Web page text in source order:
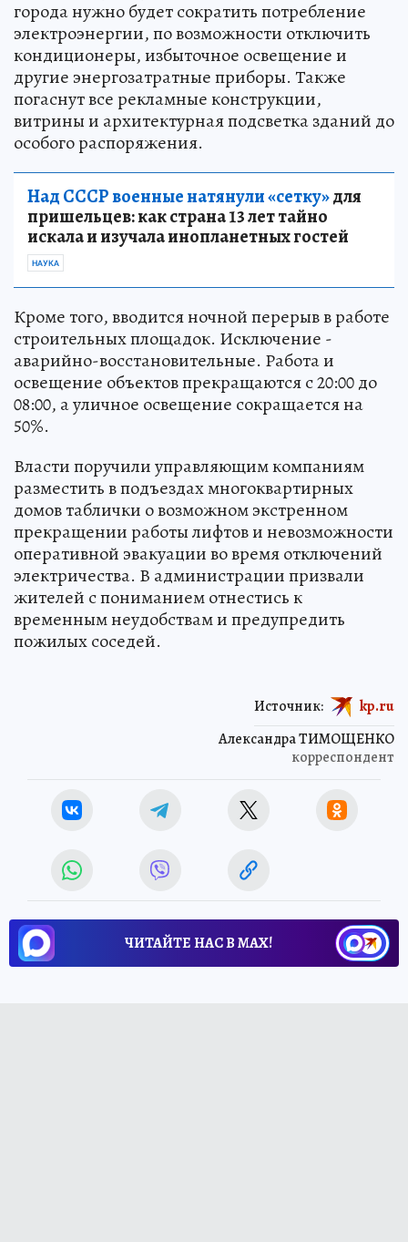
города нужно будет сократить потребление
электроэнергии, по возможности отключить
кондиционеры, избыточное освещение и
другие энергозатратные приборы. Также
погаснут все рекламные конструкции,
витрины и архитектурная подсветка зданий до
особого распоряжения.
Над СССР военные натянули «сетку»для
пришельцев: как страна 13 лет тайно
искала и изучала инопланетных гостей
НАУКА
Кроме того, вводится ночной перерыв в работе
строительных площадок. Исключение -
аварийно-восстановительные. Работа и
освещение объектов прекращаются с 20:00 до
08:00, а уличное освещение сокращается на
50%.
Власти поручили управляющим компаниям
разместить в подъездах многоквартирных
домов таблички о возможном экстренном
прекращении работы лифтов и невозможности
оперативной эвакуации во время отключений
электричества. В администрации призвали
жителей с пониманием отнестись к
временным неудобствам и предупредить
пожилых соседей.
Александра ТИМОЩЕНКО
корреспондент
Источник: kp.ru
ЧИТАЙТЕ НАС В МАХ!